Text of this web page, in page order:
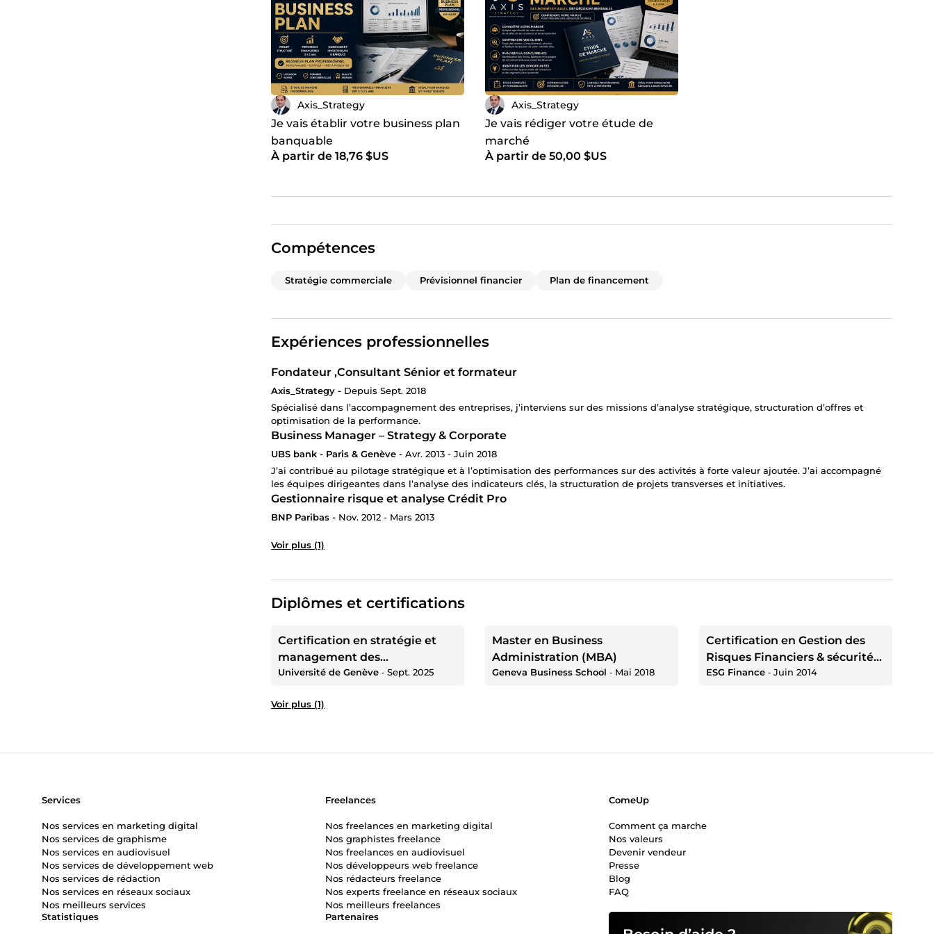
Axis_Strategy
Je vais établir votre business plan
banquable
À partir de 18,76 $US
Axis_Strategy
Je vais rédiger votre étude de
marché
À partir de 50,00 $US
Compétences
Stratégie commerciale Prévisionnel financier Plan de financement
Expériences professionnelles
Fondateur ,Consultant Sénior et formateur
Axis_Strategy - Depuis Sept. 2018
Spécialisé dans l’accompagnement des entreprises, j’interviens sur des missions d’analyse stratégique, structuration d’offres et
optimisation de la performance.
Business Manager – Strategy & Corporate
UBS bank - Paris & Genève - Avr. 2013 - Juin 2018
J’ai contribué au pilotage stratégique et à l’optimisation des performances sur des activités à forte valeur ajoutée. J’ai accompagné
les équipes dirigeantes dans l’analyse des indicateurs clés, la structuration de projets transverses et initiatives.
Gestionnaire risque et analyse Crédit Pro
BNP Paribas - Nov. 2012 - Mars 2013
Voir plus (1)
Diplômes et certifications
Certification en stratégie et
management des
organisations
Université de Genève ‐ Sept. 2025
Master en Business
Administration (MBA)
Geneva Business School ‐ Mai 2018
Certification en Gestion des
Risques Financiers & sécurité
des flux
ESG Finance ‐ Juin 2014
Voir plus (1)
Partenaires
Statistiques
Services
Nos services en marketing digital
Nos services de graphisme
Nos services en audiovisuel
Nos services de développement web
Nos services de rédaction
Nos services en réseaux sociaux
Nos meilleurs services
Freelances
Nos freelances en marketing digital
Nos graphistes freelance
Nos freelances en audiovisuel
Nos développeurs web freelance
Nos rédacteurs freelance
Nos experts freelance en réseaux sociaux
Nos meilleurs freelances
ComeUp
Comment ça marche
Nos valeurs
Devenir vendeur
Presse
Blog
FAQ